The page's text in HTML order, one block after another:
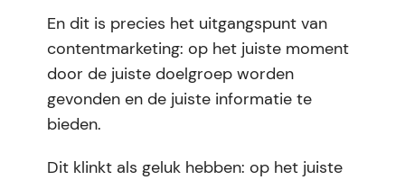
En dit is precies het uitgangspunt van
contentmarketing: op het juiste moment
door de juiste doelgroep worden
gevonden en de juiste informatie te
bieden.
Dit klinkt als geluk hebben: op het juiste